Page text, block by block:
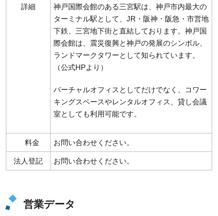
詳細
神戸国際会館のある三宮駅は、神戸市内最大の
ターミナル駅として、JR・阪神・阪急・市営地
下鉄、三宮地下街と直結しております。神戸国
際会館は、震災復興と神戸の発展のシンボル、
ランドマークタワーとして知られています。
（公式HPより）
バーチャルオフィスとしてだけでなく、コワー
キングスペースやレンタルオフィス、貸し会議
室としても利用可能です。
料金 お問い合わせください。
法人登記 お問い合わせください。
営業データ